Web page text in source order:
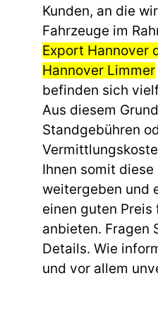
Kunden, an die
Fahrzeuge im
Export Hannover
Hannover Limmer
befinden sich
Aus diesem
Standgebühren
Ihnen somit diese
weitergeben und
einen guten Preis
anbieten. Fragen
Details. Wie
und vor allem